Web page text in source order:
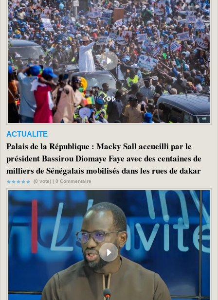
ACTUALITE
Palais de la République : Macky Sall accueilli par le
président Bassirou Diomaye Faye avec des centaines de
milliers de Sénégalais mobilisés dans les rues de dakar
(0 vote) | 0 Commentaire